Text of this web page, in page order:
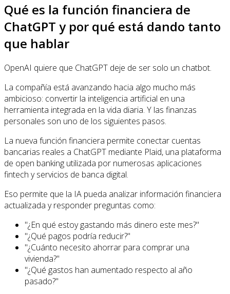
Qué es la función financiera de
ChatGPT y por qué está dando tanto
que hablar
OpenAI quiere que ChatGPT deje de ser solo un chatbot.
La compañía está avanzando hacia algo mucho más
ambicioso: convertir la inteligencia artificial en una
herramienta integrada en la vida diaria. Y las finanzas
personales son uno de los siguientes pasos.
La nueva función financiera permite conectar cuentas
bancarias reales a ChatGPT mediante Plaid, una plataforma
de open banking utilizada por numerosas aplicaciones
fintech y servicios de banca digital.
Eso permite que la IA pueda analizar información financiera
actualizada y responder preguntas como:
"¿En qué estoy gastando más dinero este mes?"
"¿Qué pagos podría reducir?"
"¿Cuánto necesito ahorrar para comprar una
vivienda?"
"¿Qué gastos han aumentado respecto al año
pasado?"